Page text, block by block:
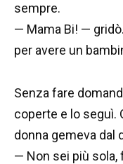
sempre.
— Mama Bi! —
per avere un
Senza fare
coperte e lo seguì.
donna gemeva dal
— Non sei più sola,